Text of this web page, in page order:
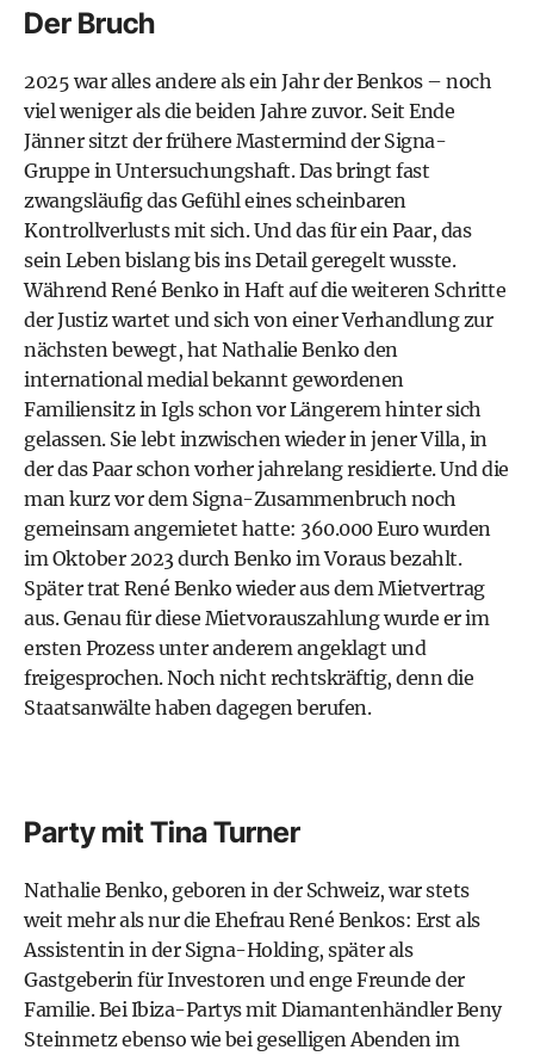
Der Bruch
2025 war alles andere als ein Jahr der Benkos – noch
viel weniger als die beiden Jahre zuvor. Seit Ende
Jänner sitzt der frühere Mastermind der Signa-
Gruppe in Untersuchungshaft. Das bringt fast
zwangsläufig das Gefühl eines scheinbaren
Kontrollverlusts mit sich. Und das für ein Paar, das
sein Leben bislang bis ins Detail geregelt wusste.
Während René Benko in Haft auf die weiteren Schritte
der Justiz wartet und sich von einer Verhandlung zur
nächsten bewegt, hat Nathalie Benko den
international medial bekannt gewordenen
Familiensitz in Igls schon vor Längerem hinter sich
gelassen. Sie lebt inzwischen wieder in jener Villa, in
der das Paar schon vorher jahrelang residierte. Und die
man kurz vor dem Signa-Zusammenbruch noch
gemeinsam angemietet hatte: 360.000 Euro wurden
im Oktober 2023 durch Benko im Voraus bezahlt.
Später trat René Benko wieder aus dem Mietvertrag
aus. Genau für diese Mietvorauszahlung wurde er im
ersten Prozess unter anderem angeklagt und
freigesprochen. Noch nicht rechtskräftig, denn die
Staatsanwälte haben dagegen berufen.
Party mit Tina Turner
Nathalie Benko, geboren in der Schweiz, war stets
weit mehr als nur die Ehefrau René Benkos: Erst als
Assistentin in der Signa-Holding, später als
Gastgeberin für Investoren und enge Freunde der
Familie. Bei Ibiza-Partys mit Diamantenhändler Beny
Steinmetz ebenso wie bei geselligen Abenden im